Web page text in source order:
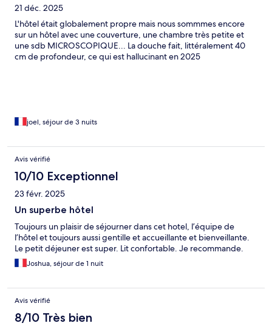
21 déc. 2025
L'hôtel était globalement propre mais nous sommmes encore
sur un hôtel avec une couverture, une chambre très petite et
une sdb MICROSCOPIQUE... La douche fait, littéralement 40
cm de profondeur, ce qui est hallucinant en 2025
joel, séjour de 3 nuits
Avis vérifié
10/10 Exceptionnel
23 févr. 2025
Un superbe hôtel
Toujours un plaisir de séjourner dans cet hotel, l’équipe de
l’hôtel et toujours aussi gentille et accueillante et bienveillante.
Le petit déjeuner est super. Lit confortable. Je recommande.
Joshua, séjour de 1 nuit
Avis vérifié
8/10 Très bien